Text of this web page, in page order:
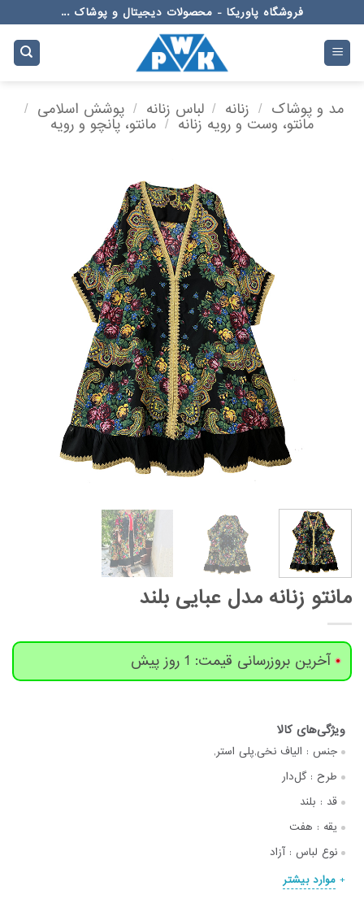
to
content
فروشگاه پاوریکا - محصولات دیجیتال و پوشاک ...
مد و پوشاک / زنانه / لباس زنانه / پوشش اسلامی /
مانتو، وست و رویه زنانه / مانتو، پانچو و رویه
مانتو زنانه مدل عبایی بلند
آخرین بروزرسانی قیمت: 1 روز پیش
جنس : الیاف نخی,پلی استر,
طرح : گل‌دار
قد : بلند
یقه : هفت
نوع لباس : آزاد
موارد بیشتر